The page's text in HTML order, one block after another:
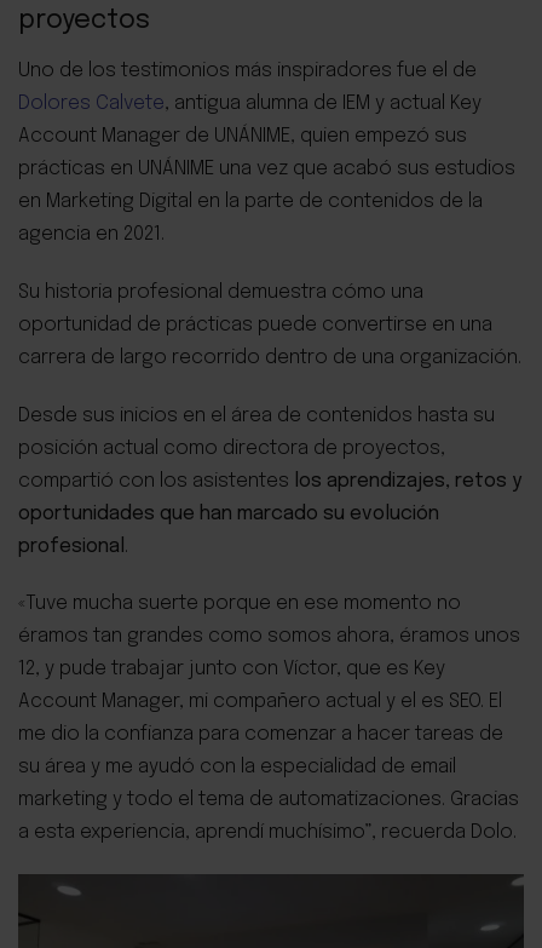
proyectos
Uno de los testimonios más inspiradores fue el de
Dolores Calvete, antigua alumna de IEM y actual Key
Account Manager de UNÁNIME, quien empezó sus
prácticas en UNÁNIME una vez que acabó sus estudios
en Marketing Digital en la parte de contenidos de la
agencia en 2021.
Su historia profesional demuestra cómo una
oportunidad de prácticas puede convertirse en una
carrera de largo recorrido dentro de una organización.
Desde sus inicios en el área de contenidos hasta su
posición actual como directora de proyectos,
compartió con los asistentes los aprendizajes, retos y
oportunidades que han marcado su evolución
profesional .
«Tuve mucha suerte porque en ese momento no
éramos tan grandes como somos ahora, éramos unos
12, y pude trabajar junto con Víctor, que es Key
Account Manager, mi compañero actual y el es SEO. El
me dio la confianza para comenzar a hacer tareas de
su área y me ayudó con la especialidad de email
marketing y todo el tema de automatizaciones. Gracias
a esta experiencia, aprendí muchísimo”, recuerda Dolo.